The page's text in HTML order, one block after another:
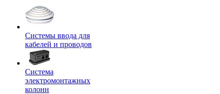
Системы ввода для
кабелей и проводов
Система
электромонтажных
колонн